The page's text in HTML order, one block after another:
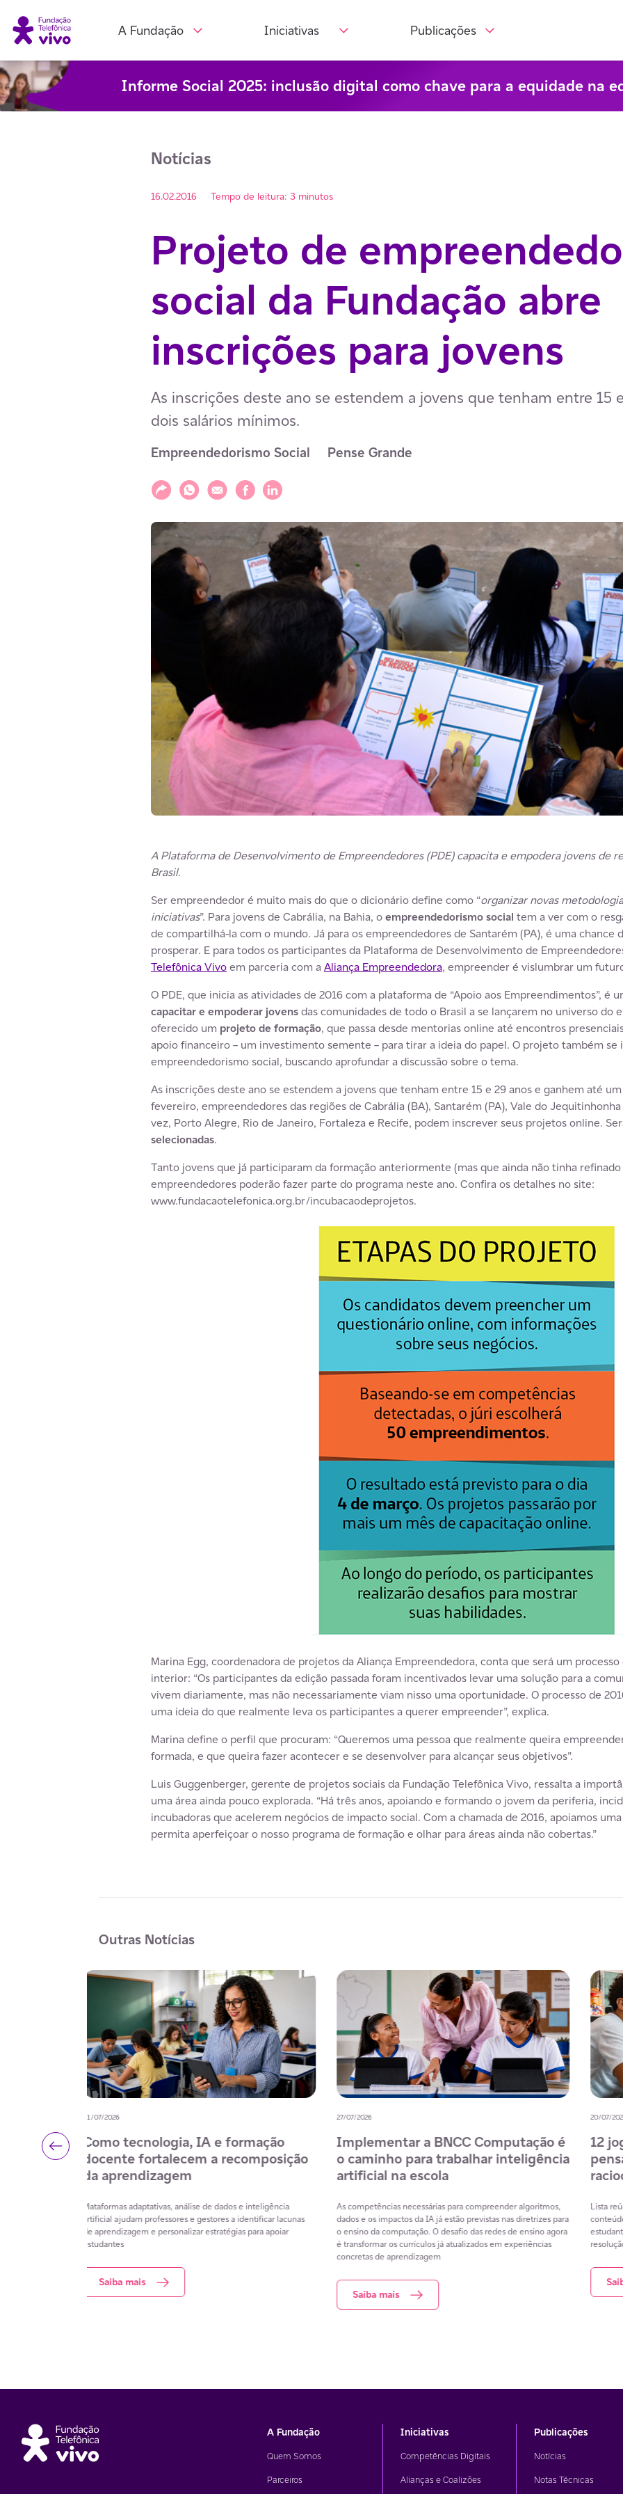
Informe Social 2025: inclusão digital como chave para a equidade na
A Fundação Iniciativas Publicações
Notícias
16.02.2016 Tempo de leitura: 3 minutos
Projeto de
social da Fundação abre
inscrições para jovens
As inscrições deste ano se estendem a jovens que tenham entre 15
dois salários mínimos.
Empreendedorismo Social Pense Grande
Compartilhar
Compartilhar via WhatsApp
Compartilhar via E-mail
Compartilhar via Facebook
Compartilhar via LinkedIn
A Plataforma de Desenvolvimento de Empreendedores (PDE) capacita e empodera jovens de
Brasil.
Ser empreendedor é muito mais do que o dicionário define como “organizar novas
iniciativas”. Para jovens de Cabrália, na Bahia, oempreendedorismo social tem a ver com o
de compartilhá-la com o mundo. Já para os empreendedores de Santarém (PA), é uma chance
prosperar. E para todos os participantes da Plataforma de Desenvolvimento de
Telefônica Vivoem parceria com a Aliança Empreendedora, empreender é vislumbrar um
O PDE, que inicia as atividades de 2016 com a plataforma de “Apoio aos Empreendimentos”, é
capacitar e empoderar jovensdas comunidades de todo o Brasil a se lançarem no universo do
oferecido um projeto de formação, que passa desde mentorias online até encontros
apoio financeiro – um investimento semente – para tirar a ideia do papel. O projeto também se
empreendedorismo social, buscando aprofundar a discussão sobre o tema.
As inscrições deste ano se estendem a jovens que tenham entre 15 e 29 anos e ganhem até
fevereiro, empreendedores das regiões de Cabrália (BA), Santarém (PA), Vale do
vez, Porto Alegre, Rio de Janeiro, Fortaleza e Recife, podem inscrever seus projetos online.
selecionadas.
Tanto jovens que já participaram da formação anteriormente (mas que ainda não tinha
empreendedores poderão fazer parte do programa neste ano. Confira os detalhes no site:
www.fundacaotelefonica.org.br/incubacaodeprojetos.
Marina Egg, coordenadora de projetos da Aliança Empreendedora, conta que será um
interior: “Os participantes da edição passada foram incentivados levar uma solução para a
vivem diariamente, mas não necessariamente viam nisso uma oportunidade. O processo de
uma ideia do que realmente leva os participantes a querer empreender”, explica.
Marina define o perfil que procuram: “Queremos uma pessoa que realmente queira
formada, e que queira fazer acontecer e se desenvolver para alcançar seus objetivos”.
Luis Guggenberger, gerente de projetos sociais da Fundação Telefônica Vivo, ressalta a
uma área ainda pouco explorada. “Há três anos, apoiando e formando o jovem da periferia,
incubadoras que acelerem negócios de impacto social. Com a chamada de 2016, apoiamos
permita aperfeiçoar o nosso programa de formação e olhar para áreas ainda não cobertas.”
Outras Notícias
15/07/2026
ECA Digital amplia a proteção de
crianças e adolescentes e fortalece a
cidadania digital nas escolas
A atualização do Estatuto da Criança e do Adolescente
incorpora novos desafios do ambiente digital e amplia a
responsabilidade das escolas na formação dos estudantes.
Para apoiar educadores, a Fundação Telefônica Vivo oferece
Conectadas.
08/07/2026
Formação de professores de
matemática: como a tecnologia pode
apoiar a aprendizagem docente
Resultados da Prova Nacional Docente evidenciam desafios na
formação de professores e mostram como tecnologias digitais
podem apoiar o desenvolvimento profissional docente e
contribuir para a aprendizagem em matemática.
Saiba mais
02/
e
A Fundação
Quem Somos
Parceiros
Iniciativas
Competências Digitais
Alianças e Coalizões
Publicações
Notícias
Notas Técnicas